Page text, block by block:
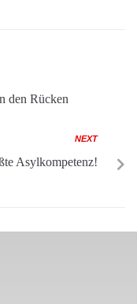
den Rücken
NEXT
Asylkompetenz!